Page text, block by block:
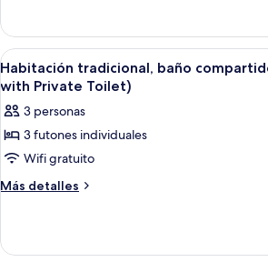
privado
(Japanese
Style)
tradicional,
baño
privado
(Japanese
Abrir
todas
las
fotos
de
Habitación
tradicional,
(Japanese
Una
1
Habitación tradicional, baño
with Private Toilet)
3 personas
3 futones individuales
Wifi gratuito
Más detalles
Más
tradicional,